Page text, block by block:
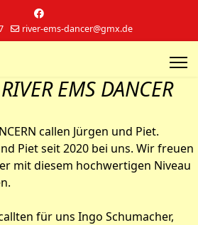
river-ems-dancer@gmx.de
RIVER EMS DANCER
callen Jürgen und Piet.
Piet seit 2020 bei uns. Wir freuen
mit diesem hochwertigen Niveau
für uns Ingo Schumacher,